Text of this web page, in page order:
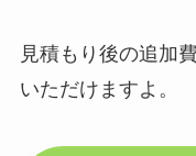
見積もり後の追加
いただけますよ。